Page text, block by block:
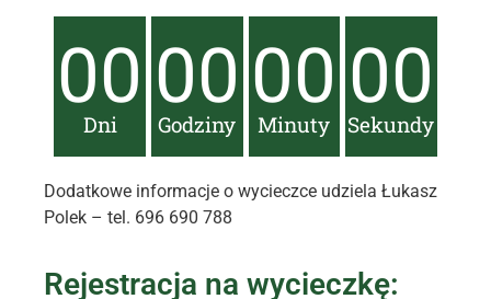
00
Dni
00
Godziny
00
Minuty
00
Sekundy
Dodatkowe informacje o wycieczce udziela Łukasz
Polek – tel. 696 690 788
Rejestracja na wycieczkę: